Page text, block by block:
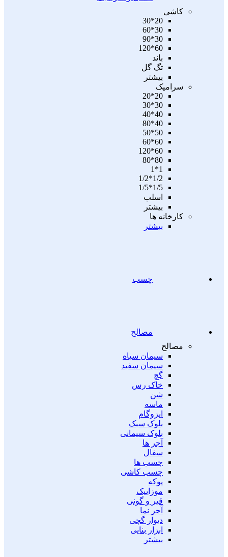
کاشی
20*30
30*60
30*90
60*120
باند
تگ گل
بیشتر
سرامیک
20*20
30*30
40*40
40*80
50*50
60*60
60*120
80*80
1*1
1/2*1/2
1/5*1/5
اسلب
بیشتر
کارخانه ها
بیشتر
چسب
مصالح
مصالح
سیمان سیاه
سیمان سفید
گچ
خاک رس
شن
ماسه
ایزوگام
بلوک سبک
بلوک سیمانی
آجر ها
سفال
چسب ها
چسب کاشی
پوکه
موزاییک
قیر و گونی
آجر نما
دیوار گچی
ابزار بنایی
بیشتر